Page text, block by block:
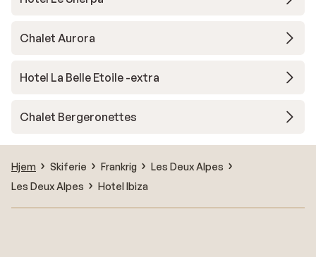
Chalet Aurora
Hotel La Belle Etoile -extra
Chalet Bergeronettes
Hjem Skiferie Frankrig
Les Deux Alpes
Les Deux Alpes
Hotel Ibiza